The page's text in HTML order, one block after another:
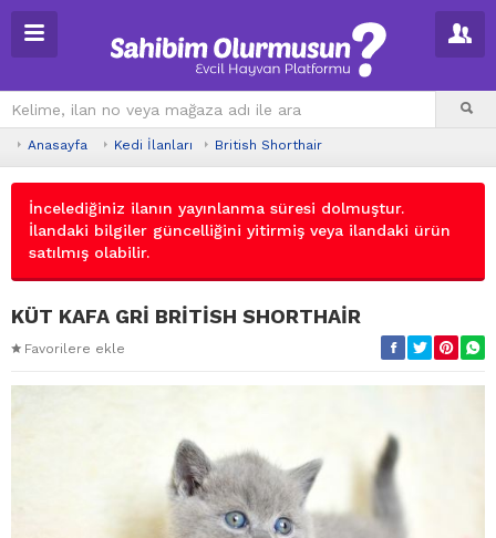
Anasayfa Kedi İlanları British Shorthair
İncelediğiniz ilanın yayınlanma süresi dolmuştur.
İlandaki bilgiler güncelliğini yitirmiş veya ilandaki ürün
satılmış olabilir.
KÜT KAFA GRİ BRİTİSH SHORTHAİR
Favorilere ekle